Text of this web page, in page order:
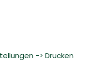
-> Drucken